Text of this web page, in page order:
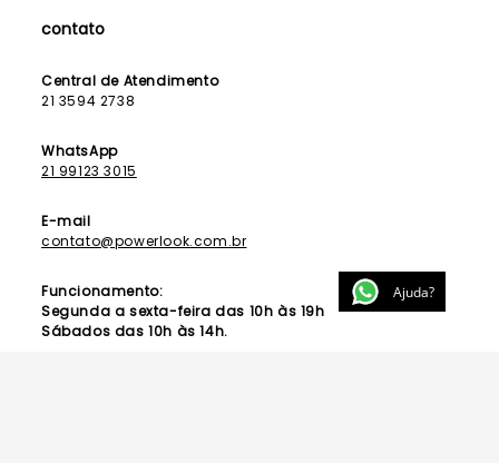
Ajuda?
Lista de Formandas
Política de Privacidade
contato
Central de Atendimento
21 3594 2738
WhatsApp
21 99123 3015
E-mail
contato@powerlook.com.br
Funcionamento:
Segunda a sexta-feira das 10h às 19h
Sábados das 10h às 14h.